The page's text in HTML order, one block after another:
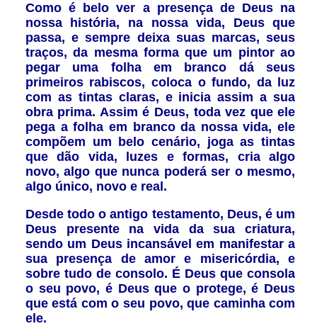
Como é belo ver a presença de Deus na
nossa história, na nossa vida, Deus que
passa, e sempre deixa suas marcas, seus
traços, da mesma forma que um pintor ao
pegar uma folha em branco dá seus
primeiros rabiscos, coloca o fundo, da luz
com as tintas claras, e inicia assim a sua
obra prima. Assim é Deus, toda vez que ele
pega a folha em branco da nossa vida, ele
compõem um belo cenário, joga as tintas
que dão vida, luzes e formas, cria algo
novo, algo que nunca poderá ser o mesmo,
algo único, novo e real.
Desde todo o antigo testamento, Deus, é um
Deus presente na vida da sua criatura,
sendo um Deus incansável em manifestar a
sua presença de amor e misericórdia, e
sobre tudo de consolo. É Deus que consola
o seu povo, é Deus que o protege, é Deus
que está com o seu povo, que caminha com
ele.